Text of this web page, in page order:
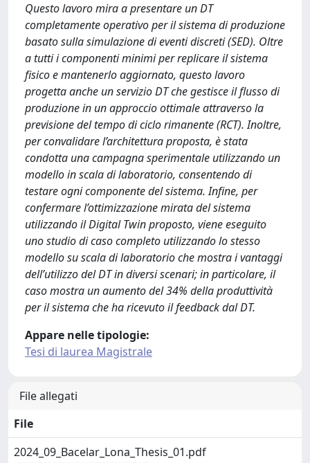
Questo lavoro mira a presentare un DT
completamente operativo per il sistema di produzione
basato sulla simulazione di eventi discreti (SED). Oltre
a tutti i componenti minimi per replicare il sistema
fisico e mantenerlo aggiornato, questo lavoro
progetta anche un servizio DT che gestisce il flusso di
produzione in un approccio ottimale attraverso la
previsione del tempo di ciclo rimanente (RCT). Inoltre,
per convalidare l’architettura proposta, è stata
condotta una campagna sperimentale utilizzando un
modello in scala di laboratorio, consentendo di
testare ogni componente del sistema. Infine, per
confermare l’ottimizzazione mirata del sistema
utilizzando il Digital Twin proposto, viene eseguito
uno studio di caso completo utilizzando lo stesso
modello su scala di laboratorio che mostra i vantaggi
dell’utilizzo del DT in diversi scenari; in particolare, il
caso mostra un aumento del 34% della produttività
per il sistema che ha ricevuto il feedback dal DT.
Appare nelle tipologie:
Tesi di laurea Magistrale
File allegati
File
2024_09_Bacelar_Lona_Thesis_01.pdf